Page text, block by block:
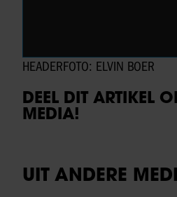
HEADERFOTO: ELVIN BOER
DEEL DIT ARTIKEL
MEDIA!
UIT ANDERE